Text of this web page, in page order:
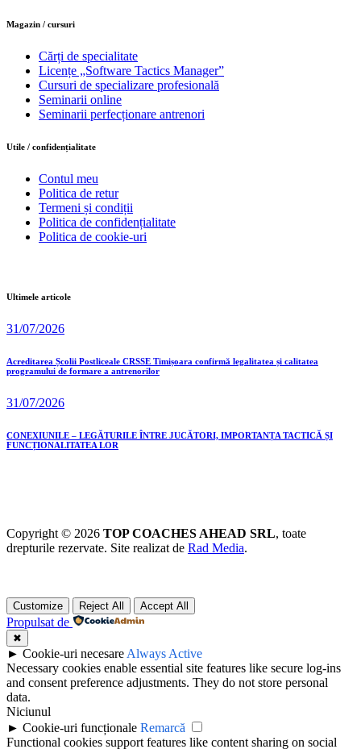
Magazin / cursuri
Cărți de specialitate
Licențe „Software Tactics Manager”
Cursuri de specializare profesională
Seminarii online
Seminarii perfecționare antrenori
Utile / confidențialitate
Contul meu
Politica de retur
Termeni și condiții
Politica de confidențialitate
Politica de cookie-uri
Ultimele articole
31/07/2026
Acreditarea Școlii Postliceale CRSSE Timișoara confirmă legalitatea și calitatea
programului de formare a antrenorilor
31/07/2026
CONEXIUNILE – LEGĂTURILE ÎNTRE JUCĂTORI, IMPORTANȚA TACTICĂ ȘI
FUNCȚIONALITATEA LOR
Copyright © 2026 TOP COACHES AHEAD SRL, toate
drepturile rezervate. Site realizat de Rad Media.
Customize Reject All Accept All
Propulsat de
✖
► Cookie-uri necesare Always Active
Necessary cookies enable essential site features like secure log-ins
and consent preference adjustments. They do not store personal
data.
Niciunul
► Cookie-uri funcționale Remarcă
Functional cookies support features like content sharing on social